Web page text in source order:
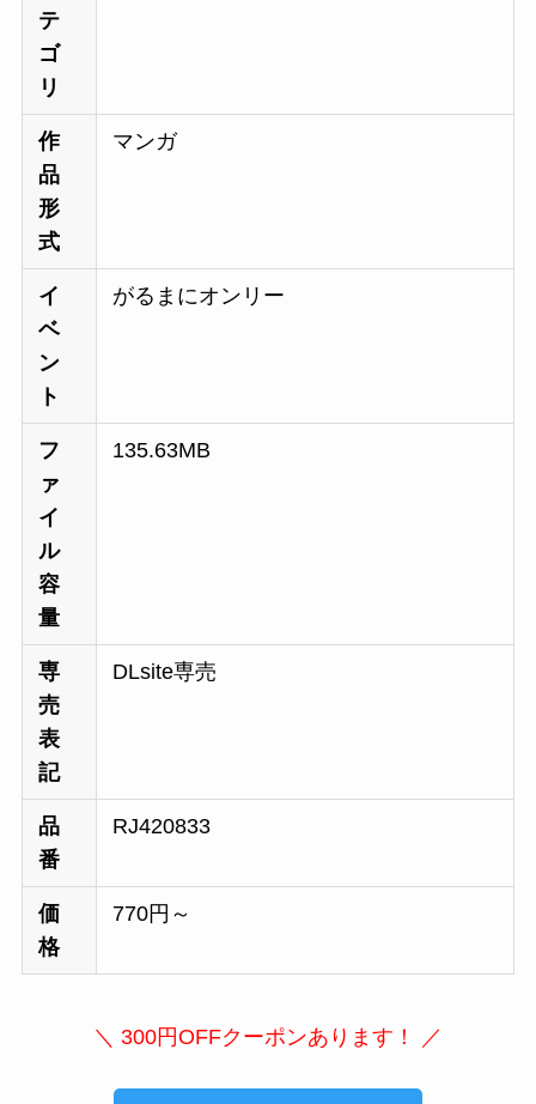
テ
ゴ
リ
作
品
形
式
マンガ
イ
ベ
ン
ト
がるまにオンリー
フ
ァ
イ
ル
容
量
135.63MB
専
売
表
記
DLsite専売
品
番
RJ420833
価
格
770円～
＼ 300円OFFクーポンあります！ ／